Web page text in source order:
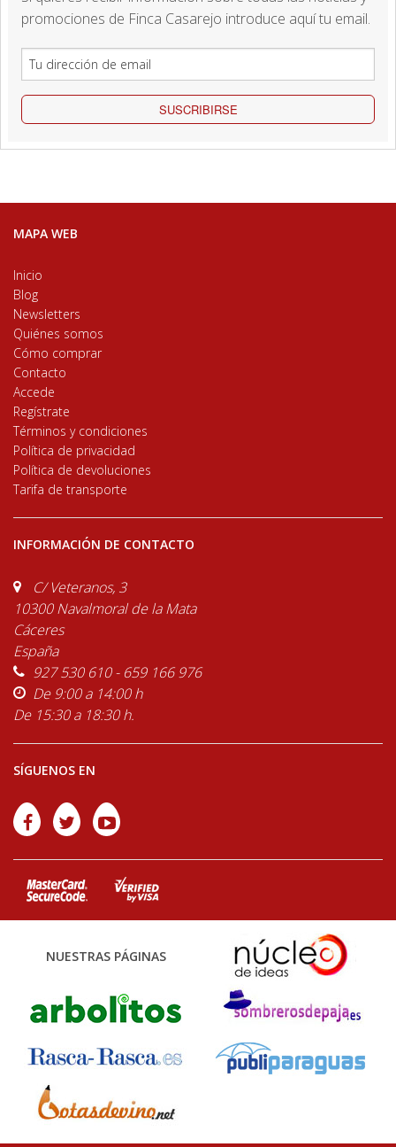
promociones de Finca Casarejo introduce aquí tu email.
SUSCRIBIRSE
MAPA WEB
Inicio
Blog
Newsletters
Quiénes somos
Cómo comprar
Contacto
Accede
Regístrate
Términos y condiciones
Política de privacidad
Política de devoluciones
Tarifa de transporte
INFORMACIÓN DE CONTACTO
C/ Veteranos, 3
10300 Navalmoral de la Mata
Cáceres
España
927 530 610 - 659 166 976
De 9:00 a 14:00 h
De 15:30 a 18:30 h.
SÍGUENOS EN
NUESTRAS PÁGINAS